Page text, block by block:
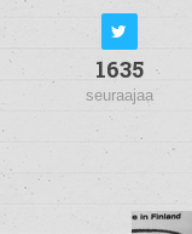
1635
seuraajaa